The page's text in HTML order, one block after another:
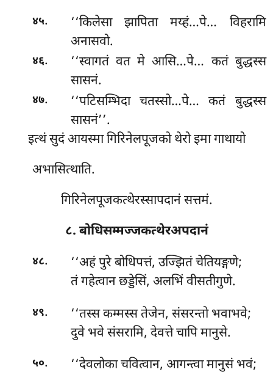
४५.
‘‘किलेसा झापिता मय्हं…पे… विहरामि
अनासवो.
४६.
‘‘स्वागतं वत मे आसि…पे… कतं बुद्धस्स
सासनं.
४७.
‘‘पटिसम्भिदा चतस्सो…पे… कतं बुद्धस्स
सासनं’’.
इत्थं सुदं आयस्मा गिरिनेलपूजको थेरो इमा गाथायो
अभासित्थाति.
गिरिनेलपूजकत्थेरस्सापदानं सत्तमं.
८. बोधिसम्मज्जकत्थेरअपदानं
४८.
‘‘अहं पुरे बोधिपत्तं, उज्झितं चेतियङ्गणे;
तं गहेत्वान छड्डेसिं, अलभिं वीसतीगुणे.
४९.
‘‘तस्स कम्मस्स तेजेन, संसरन्तो भवाभवे;
दुवे भवे संसरामि, देवत्ते चापि मानुसे.
५०.
‘‘देवलोका चवित्वान, आगन्त्वा मानुसं भवं;